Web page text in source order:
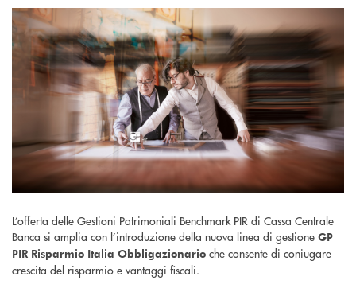
L’offerta delle Gestioni Patrimoniali Benchmark PIR di Cassa Centrale
Banca si amplia con l’introduzione della nuova linea di gestione GP
PIR Risparmio Italia Obbligazionario che consente di coniugare
crescita del risparmio e vantaggi fiscali.